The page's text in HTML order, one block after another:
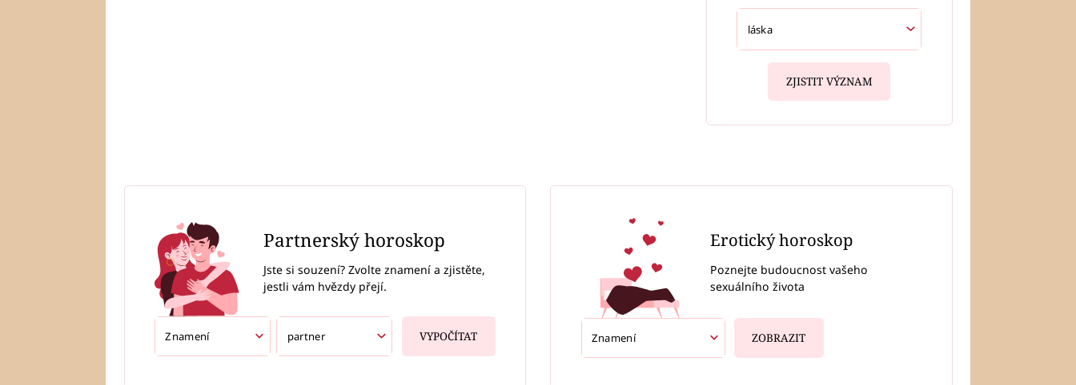
ZJISTIT VÝZNAM
Partnerský horoskop
Jste si souzení? Zvolte znamení a zjistěte,
jestli vám hvězdy přejí.
VYPOČÍTAT
Erotický horoskop
Poznejte budoucnost vašeho
sexuálního života
ZOBRAZIT